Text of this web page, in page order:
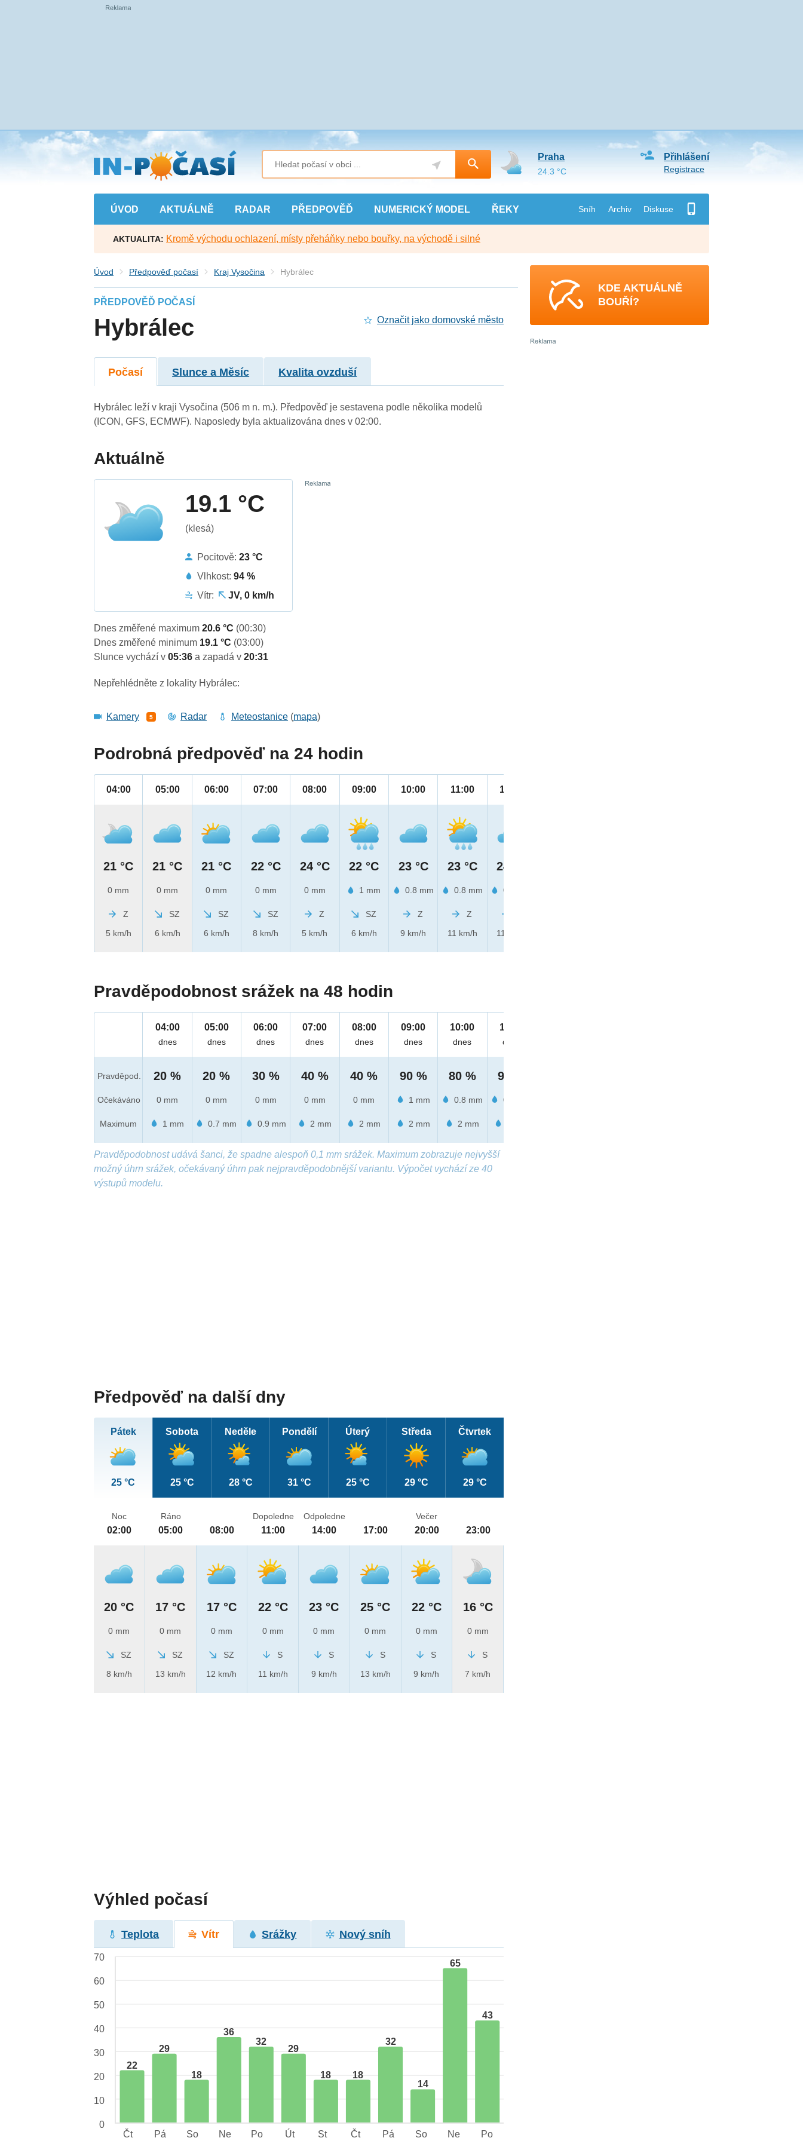
Přejít
na
hlavní
obsah
ÚVOD AKTUÁLNĚ RADAR PŘEDPOVĚĎ NUMERICKÝ MODEL ŘEKY Sníh Archiv Diskuse
Přihlášení
Registrace
Praha
24.3 °C
AKTUALITA: Kromě východu ochlazení, místy přeháňky nebo bouřky, na východě i silné
Úvod Předpověď počasí Kraj Vysočina Hybrálec
PŘEDPOVĚĎ POČASÍ
Hybrálec Označit jako domovské město
Počasí Slunce a Měsíc Kvalita ovzduší
Hybrálec leží v kraji Vysočina (506 m n. m.). Předpověď je sestavena podle několika modelů
(ICON, GFS, ECMWF). Naposledy byla aktualizována dnes v 02:00.
Aktuálně
19.1 °C
(klesá)
Pocitově:23 °C
Vlhkost:94 %
Vítr:
JV, 0 km/h
Dnes změřené maximum20.6 °C (00:30)
Dnes změřené minimum 19.1 °C (03:00)
Slunce vychází v05:36a zapadá v20:31
Nepřehlédněte z lokality Hybrálec:
Kamery 5 Radar Meteostanice (mapa)
Podrobná předpověď na 24 hodin
04:00
21 °C
0 mm
Z
5 km/h
05:00
21 °C
0 mm
SZ
6 km/h
06:00
21 °C
0 mm
SZ
6 km/h
07:00
22 °C
0 mm
SZ
8 km/h
08:00
24 °C
0 mm
Z
5 km/h
09:00
22 °C
1 mm
SZ
6 km/h
10:00
23 °C
0.8 mm
Z
9 km/h
11:00
23 °C
0.8 mm
Z
11 km/h
12:00
24 °C
0.1 mm
11 km/h
Pravděpodobnost srážek na 48 hodin
Pravděpod.
Očekáváno
Maximum
04:00
dnes
20 %
0 mm
1 mm
05:00
dnes
20 %
0 mm
0.7 mm
06:00
dnes
30 %
0 mm
0.9 mm
07:00
dnes
40 %
0 mm
2 mm
08:00
dnes
40 %
0 mm
2 mm
09:00
dnes
90 %
1 mm
2 mm
10:00
dnes
80 %
0.8 mm
2 mm
11:00
dnes
90 %
0.8 mm
Pravděpodobnost udává šanci, že spadne alespoň 0,1 mm srážek. Maximum zobrazuje nejvyšší
možný úhrn srážek, očekávaný úhrn pak nejpravděpodobnější variantu. Výpočet vychází ze 40
výstupů modelu.
Předpověď na další dny
Pátek
25 °C
Sobota
25 °C
Neděle
28 °C
Pondělí
31 °C
Úterý
25 °C
Středa
29 °C
Čtvrtek
29 °C
Noc
02:00
20 °C
0 mm
SZ
8 km/h
Ráno
05:00
17 °C
0 mm
SZ
13 km/h
08:00
17 °C
0 mm
SZ
12 km/h
Dopoledne
11:00
22 °C
0 mm
S
11 km/h
Odpoledne
14:00
23 °C
0 mm
S
9 km/h
17:00
25 °C
0 mm
S
13 km/h
Večer
20:00
22 °C
0 mm
S
9 km/h
23:00
16 °C
0 mm
S
7 km/h
Výhled počasí
Teplota Vítr Srážky Nový sníh
22
29
18
36
32
29
18 18
32
14
65
43
70
60
50
40
30
20
10
0
Čt
Pá So Ne Po Út St Čt Pá So Ne Po
KDE AKTUÁLNĚ
BOUŘÍ?